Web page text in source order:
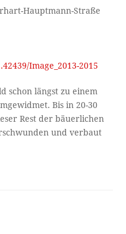
Hauptmann-Straße
Image_2013-2015
schon längst zu einem
Bis in 20-30
Rest der bäuerlichen
und verbaut